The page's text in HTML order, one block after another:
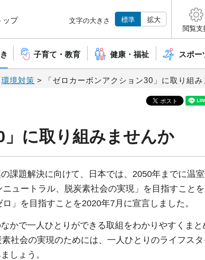
ップ 文字の大きさ 標準
拡大
閲覧支
子育て・教育 健康・福祉 スポー
環境対策 > 「ゼロカーボンアクション30」に取り組み
」に取り組みませんか
課題解決に向けて、日本では、2050年までに温
ュートラル、脱炭素社会の実現」を目指すこと
」を目指すことを2020年7月に宣言しました。
かで一人ひとりができる取組をわかりやすくまと
社会の実現のためには、一人ひとりのライフス
しょう。